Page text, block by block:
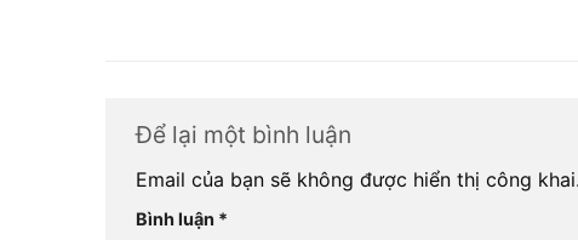
Để lại một bình luận
Email của bạn sẽ không được hiển thị công khai.
Bình luận *